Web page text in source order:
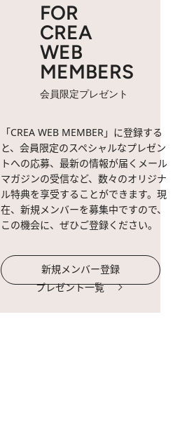
FOR
CREA
WEB
MEMBERS
会員限定プレゼント
「CREA WEB MEMBER」に登録する
と、会員限定のスペシャルなプレゼン
トへの応募、最新の情報が届くメール
マガジンの受信など、数々のオリジナ
ル特典を享受することができます。現
在、新規メンバーを募集中ですので、
この機会に、ぜひご登録ください。
新規メンバー登録
プレゼント一覧